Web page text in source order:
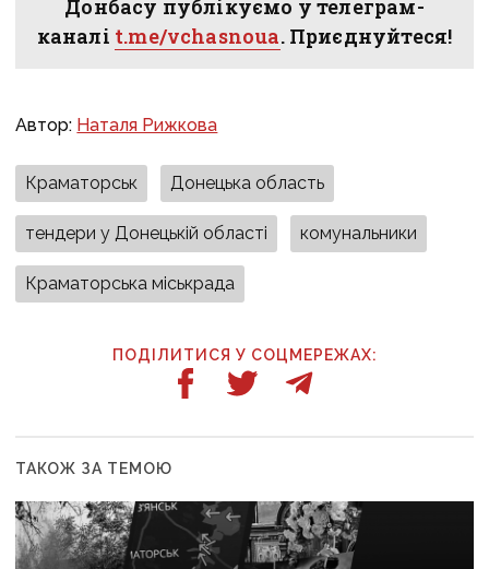
Донбасу публікуємо у телеграм-
каналі t.me/vchasnoua. Приєднуйтеся!
Автор: Наталя Рижкова
Краматорськ Донецька область
тендери у Донецькій області комунальники
Краматорська міськрада
ПОДІЛИТИСЯ У СОЦМЕРЕЖАХ:
ТАКОЖ ЗА ТЕМОЮ